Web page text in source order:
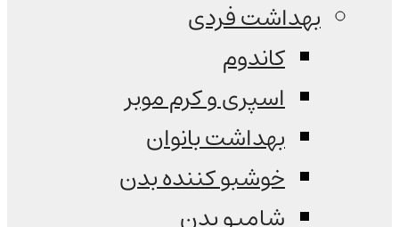
بهداشت فردی
کاندوم
اسپری و کرم موبر
بهداشت بانوان
خوشبو کننده بدن
شامپو بدن